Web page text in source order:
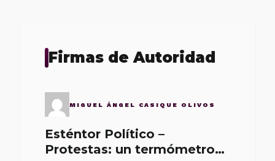
Firmas de Autoridad
MIGUEL ÁNGEL CASIQUE OLIVOS
Esténtor Político –
Protestas: un termómetro